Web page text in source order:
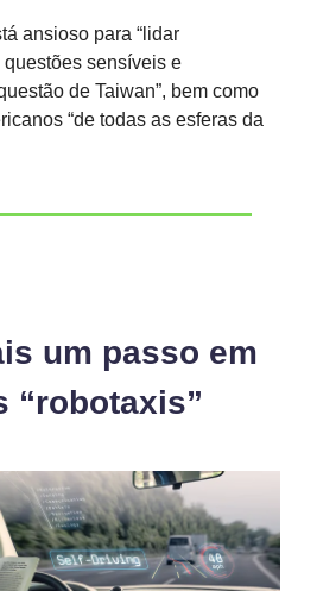
ansioso para “lidar
sensíveis e
de Taiwan”, bem como
“de todas as esferas da
um passo em
“robotaxis”